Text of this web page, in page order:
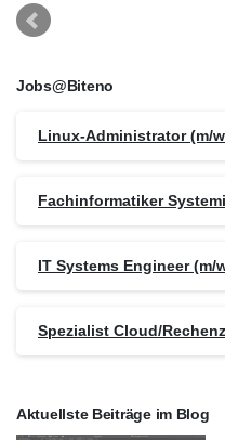
Jobs@Biteno
Linux-Administrator (m/
Fachinformatiker
IT Systems Engineer (m/
Spezialist Cloud/
Aktuellste Beiträge im Blog